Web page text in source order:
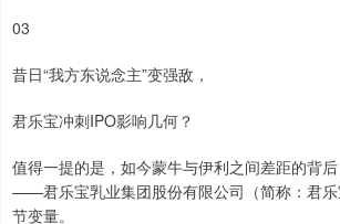
03
昔日“我方东说念主”变强敌，
君乐宝冲刺IPO影响几何？
值得一提的是，如今蒙牛与伊利之间差距的背
——君乐宝乳业集团股份有限公司（简称：君
节变量。